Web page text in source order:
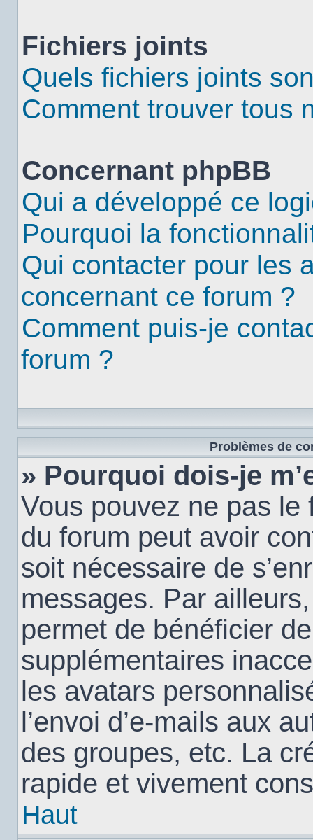
Fichiers joints
Quels fichiers joints
Comment trouver tous
Concernant phpBB
Qui a développé ce
Pourquoi la
Qui contacter pour les
concernant ce forum ?
Comment puis-je
forum ?
Problèmes de
» Pourquoi dois-je
Vous pouvez ne pas le
du forum peut avoir
soit nécessaire de
messages. Par
permet de bénéficier
supplémentaires
les avatars
l’envoi d’e-mails aux
des groupes, etc. La
rapide et vivement
Haut